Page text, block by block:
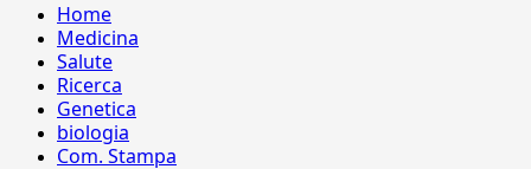
Home
Medicina
Salute
Ricerca
Genetica
biologia
Com. Stampa